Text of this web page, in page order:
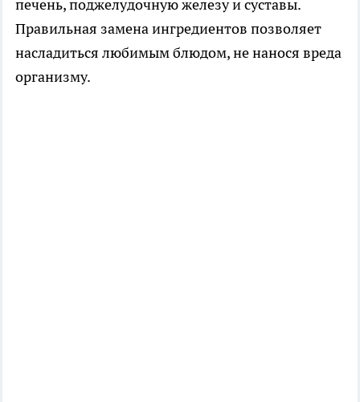
печень, поджелудочную железу и суставы.
Правильная замена ингредиентов позволяет
насладиться любимым блюдом, не нанося вреда
организму.